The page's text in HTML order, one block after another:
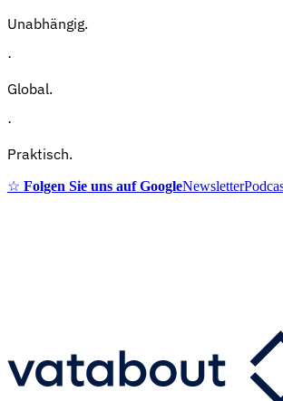
Unabhängig.
·
Global.
·
Praktisch.
☆ Folgen Sie uns auf GoogleNewsletter